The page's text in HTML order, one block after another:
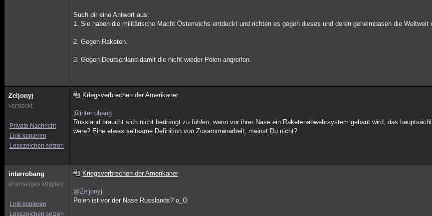
Such dir eine Antwort aus:
1. Sie haben die militärische Macht Österreichs entdeckt und richten es gegen dieses und deren geheimbasen die Weltweit
2. Gegen Raketen.
3. Gegen Deutschland damit die nicht wieder Polen angreifen.
Zeljonyj
versteckt
Private Nachricht
Link kopieren
Lesezeichen setzen
Kriegsverbrechen der Amerikaner
@interrobang
Russland braucht sich nicht bedrängt zu fühlen, wenn vor ihrer Nase ein Raketenabwehrsystem gebaut wird, das
wäre? Eine etwas seltsame Definition von Zusammenarbeit, meinst Du nicht?
interrobang
ehemaliges Mitglied
Link kopieren
Lesezeichen setzen
Kriegsverbrechen der Amerikaner
@Zeljonyj
Polen ist vor der Nase Russlands? o_O